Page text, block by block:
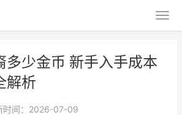
多少金币 新手入手成本
解析
时间：2026-07-09